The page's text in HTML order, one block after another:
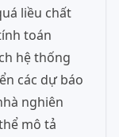
liều chất
toán
hệ thống
các dự báo
nghiên
mô tả